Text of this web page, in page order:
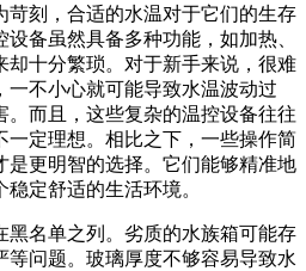
苛刻，合适的水温对于它们的生存
备虽然具备多种功能，如加热、
却十分繁琐。对于新手来说，很难
一不小心就可能导致水温波动过
。而且，这些复杂的温控设备往往
一定理想。相比之下，一些操作简
是更明智的选择。它们能够精准地
定舒适的生活环境。
黑名单之列。劣质的水族箱可能存
等问题。玻璃厚度不够容易导致水